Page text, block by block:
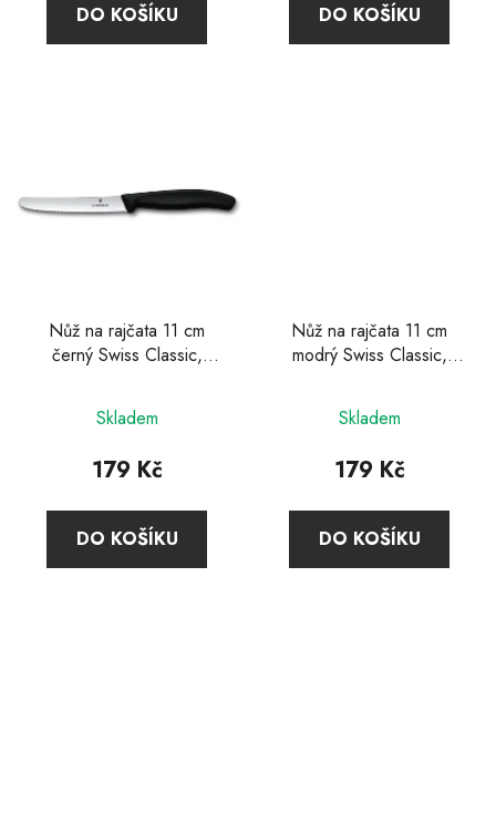
DO KOŠÍKU DO KOŠÍKU
Nůž na rajčata 11 cm
černý Swiss Classic,
Skladem
179 Kč
DO KOŠÍKU
Nůž na rajčata 11 cm
modrý Swiss Classic,
Skladem
179 Kč
DO KOŠÍKU